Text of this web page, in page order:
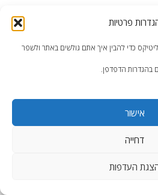
פרטיות
כדי להבין איך אתם גולשים באתר ולשפר
בהגדרות הדפדפן.
אישור
דחייה
העדפות
WordPress Theme: